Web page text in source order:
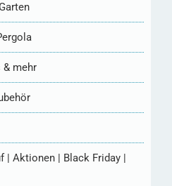
& mehr
| Aktionen | Black Friday |